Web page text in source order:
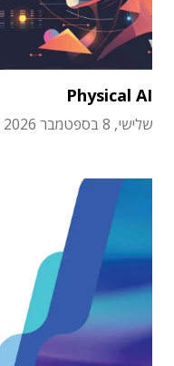
Physical AI
שלישי, 8 בספטמבר 2026